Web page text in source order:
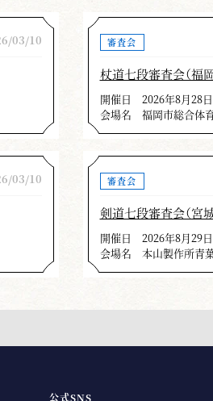
て所感を述べます。
七・六段ともに不合格者が
によって動作をするが、審
い場合もあり、各本ごとに
ら形の意義、修錬の必要性
強し、各講習会にも積極的
今後一層の精進を期待致しま
解説を参考に供します。
いなければ、刀剣を使用する
げ技、返し技、受け流し技
である。
03/10 審査会
杖道七段審査会（福岡
開催日
2026年8月28日
会場名
福岡市総合体
03/10 審査会
剣道七段審査会（宮城
開催日
2026年8月29日
会場名
本山製作所青葉
公式SNS